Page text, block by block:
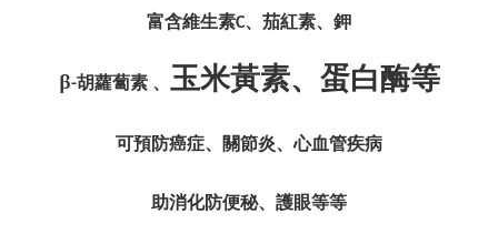
富含維生素C、茄紅素、鉀
β-胡蘿蔔素 、 玉米黃素、蛋白酶等
可預防癌症、關節炎、心血管疾病
助消化防便秘、護眼等等